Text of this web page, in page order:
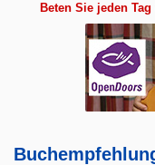
Beten Sie jeden